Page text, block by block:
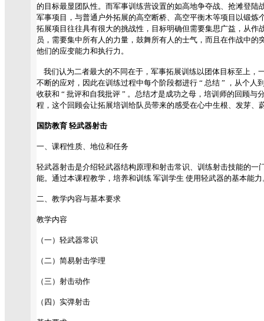
的目标最显团队性。而军事训练营设置的如高地争夺战、抢滩登陆
军事项目，与普通户外拓展的高空断桥、高空平衡木等项目以锻炼
拓展项目往往具有很大的挑战性，目标明确但需要集思广益，从作
员，需要集中所有人的力量，鼓舞所有人的士气，而且在作战中的
他们的应变能力和执行力。
我们认为二者最大的不同在于，军事拓展训练以团体目标至上，
不断的应对，因此在训练过程中每个阶段都进行 “ 总结 ” ，从个人
收获和 “ 批评和自我批评 ” 。总结才是成功之母，培训师的回顾与
程，这个回顾会让拓展培训给队员带来的感受在心中生根、发芽、
国防教育 轻武器射击
一、课程性质、地位和任务
轻武器射击是介绍轻武器结构原理和射击常识、训练射击技能的一
能。通过本课程教学，培养和训练 军训学生 使用轻武器的基本能力
二、教学内容与基本要求
教学内容
（一）轻武器常识
（二）简易射击学理
（三）射击动作
（四）实弹射击